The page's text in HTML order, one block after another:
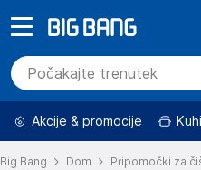
Akcije & promocije
Big Bang Dom
Pripomočki za